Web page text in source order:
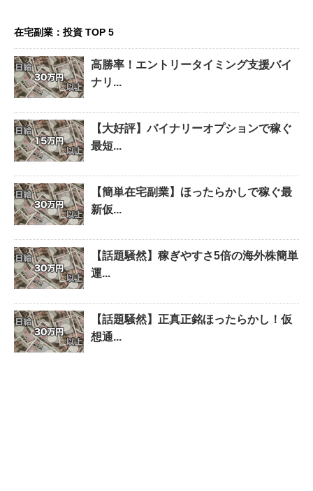
在宅副業：投資 TOP 5
高勝率！エントリータイミング支援バイ
ナリ...
【大好評】バイナリーオプションで稼ぐ
最短...
【簡単在宅副業】ほったらかしで稼ぐ最
新仮...
【話題騒然】稼ぎやすさ5倍の海外株簡単
運...
【話題騒然】正真正銘ほったらかし！仮
想通...